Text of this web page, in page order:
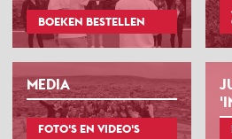
BOEKEN BESTELLEN
MEDIA
FOTO'S EN VIDEO'S